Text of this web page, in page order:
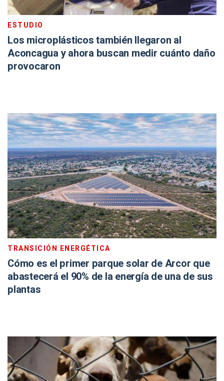
ESTUDIO
Los microplásticos también llegaron al
Aconcagua y ahora buscan medir cuánto daño
provocaron
TRANSICIÓN ENERGÉTICA
Cómo es el primer parque solar de Arcor que
abastecerá el 90% de la energía de una de sus
plantas